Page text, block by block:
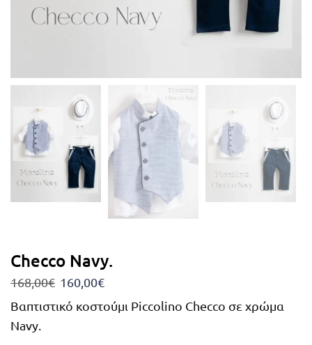
Checco Navy.
168,00€ 160,00€
Βαπτιστικό κοστούμι Piccolino Checco σε χρώμα
Navy.